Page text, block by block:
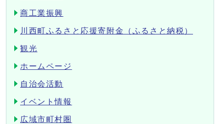
商工業振興
川西町ふるさと応援寄附金（ふるさと納税）
観光
ホームページ
自治会活動
イベント情報
広域市町村圏